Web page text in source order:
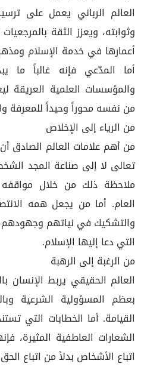
العالم الرباني يعمل على
وثوابته، ويعزز الثقة
أعمارها في خدمة الإسلام
أما المدّعي فإنه غالباً ما
والمؤسسات العلمية العريقة
من نفسه محوراً وحيداً للمعرفة
من الرياء إلى الإخلاص
من أهم علامات العالم الصادق
تعالى لا إلى صناعة المجد
ملاحظة ذلك من خلال مواقفه
العام. أما من يجعل همه
والتشكيك في نياتهم
التي دعا إليها الإسلام.
من الرغبة إلى الرهبة
العالم الحقيقي يربط الإنسان
بعظم المسؤولية الشرعية
القيامة. أما الخطابات التي
الشعارات العاطفية المثيرة،
اتباع الأشخاص بدلاً من اتباع